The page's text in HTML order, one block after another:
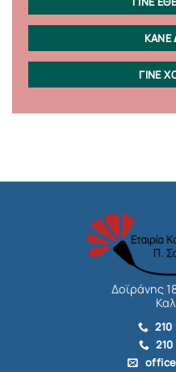
ΚΑΝΕ
ΓΙΝΕ
Δοϊράνης
210
210